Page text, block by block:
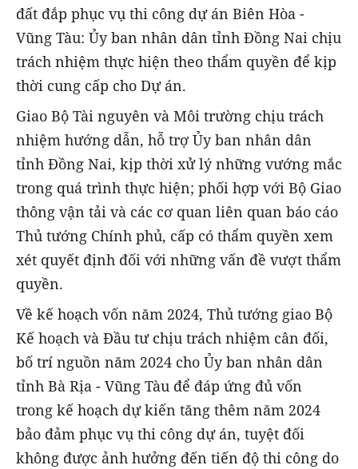
đất đắp phục vụ thi công dự án Biên Hòa -
Vũng Tàu: Ủy ban nhân dân tỉnh Đồng Nai chịu
trách nhiệm thực hiện theo thẩm quyền để kịp
thời cung cấp cho Dự án.
Giao Bộ Tài nguyên và Môi trường chịu trách
nhiệm hướng dẫn, hỗ trợ Ủy ban nhân dân
tỉnh Đồng Nai, kịp thời xử lý những vướng mắc
trong quá trình thực hiện; phối hợp với Bộ Giao
thông vận tải và các cơ quan liên quan báo cáo
Thủ tướng Chính phủ, cấp có thẩm quyền xem
xét quyết định đối với những vấn đề vượt thẩm
quyền.
Về kế hoạch vốn năm 2024, Thủ tướng giao Bộ
Kế hoạch và Đầu tư chịu trách nhiệm cân đối,
bố trí nguồn năm 2024 cho Ủy ban nhân dân
tỉnh Bà Rịa - Vũng Tàu để đáp ứng đủ vốn
trong kế hoạch dự kiến tăng thêm năm 2024
bảo đảm phục vụ thi công dự án, tuyệt đối
không được ảnh hưởng đến tiến độ thi công do